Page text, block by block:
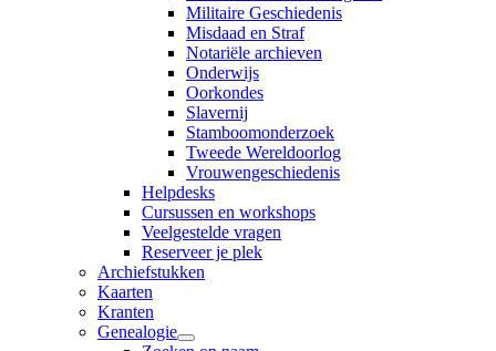
Militaire Geschiedenis
Misdaad en Straf
Notariële archieven
Onderwijs
Oorkondes
Slavernij
Stamboomonderzoek
Tweede Wereldoorlog
Vrouwengeschiedenis
Helpdesks
Cursussen en workshops
Veelgestelde vragen
Reserveer je plek
Archiefstukken
Kaarten
Kranten
Genealogie